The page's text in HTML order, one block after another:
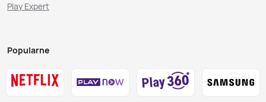
Play Expert
Popularne